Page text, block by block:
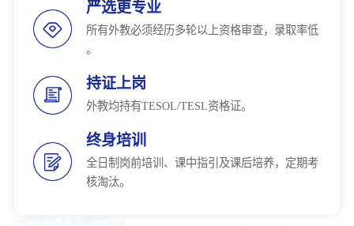
严选更专业
所有外教必须经历多轮以上资格审查，录取率低
。
持证上岗
外教均持有TESOL/TESL资格证。
终身培训
全日制岗前培训、课中指引及课后培养，定期考
核淘汰。